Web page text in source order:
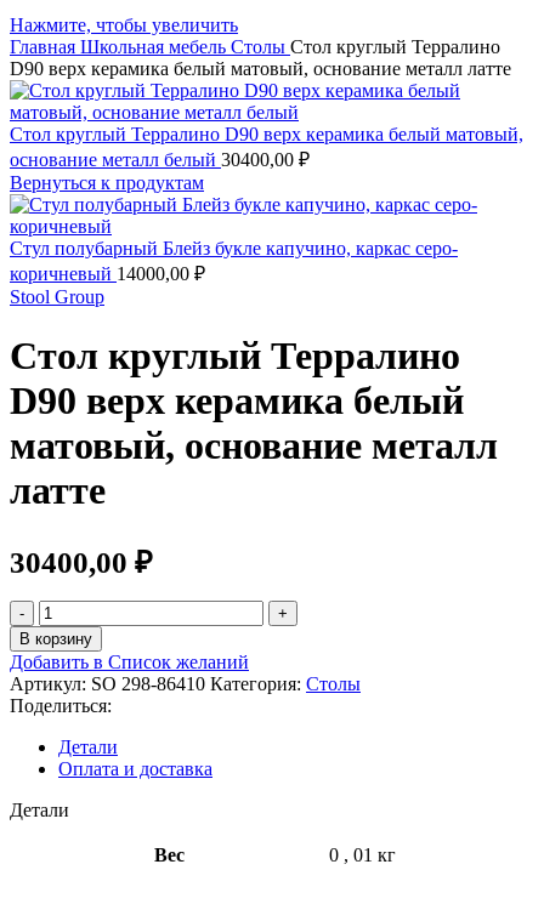
Нажмите, чтобы увеличить
Главная Школьная мебель Столы Стол круглый Терралино
D90 верх керамика белый матовый, основание металл латте
Стол круглый Терралино D90 верх керамика белый матовый,
основание металл белый 30400,00 ₽
Вернуться к продуктам
Стул полубарный Блейз букле капучино, каркас серо-
коричневый 14000,00 ₽
Stool Group
Стол круглый Терралино
D90 верх керамика белый
матовый, основание металл
латте
30400,00 ₽
В корзину
Добавить в Список желаний
Артикул: SO 298-86410 Категория: Столы
Поделиться:
Детали
Оплата и доставка
Детали
Вес 0 , 01 кг